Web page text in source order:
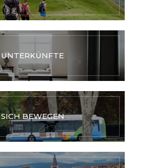
UNTERKÜNFTE
SICH BEWEGEN